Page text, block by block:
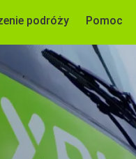
podróży Pomoc